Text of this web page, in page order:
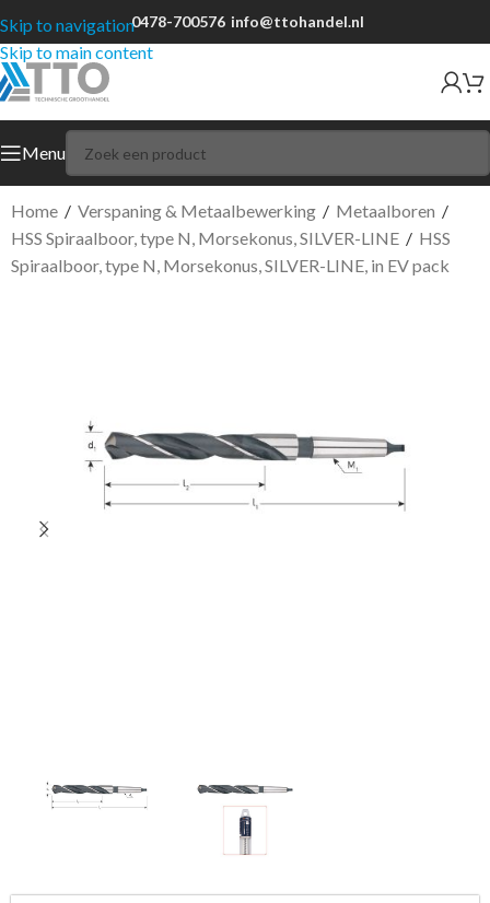
Skip to navigation
Skip to main content
0478-700576 info@ttohandel.nl
Menu
Home / Verspaning & Metaalbewerking / Metaalboren /
HSS Spiraalboor, type N, Morsekonus, SILVER-LINE / HSS
Spiraalboor, type N, Morsekonus, SILVER-LINE, in EV pack